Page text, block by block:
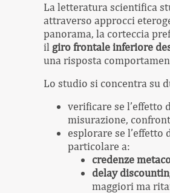
La letteratura scientifica
attraverso approcci
panorama, la corteccia
il giro frontale inferiore
una risposta
Lo studio si concentra su
verificare se
misurazione,
esplorare se
particolare a:
credenze
delay
maggiori ma